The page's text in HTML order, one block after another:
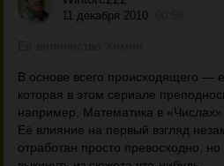
11 декабря 2010
В основе всего происходящего —
которая в этом сериале
например, Математика в
Её влияние на первый взгляд
отработан просто превосходно,